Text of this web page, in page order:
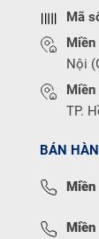
Mã
Nội
TP.
BÁN
Miền
Miền